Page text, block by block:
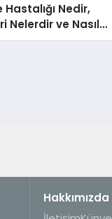
Hastalığı Nedir,
Nelerdir ve Nasıl
Hakkımızda